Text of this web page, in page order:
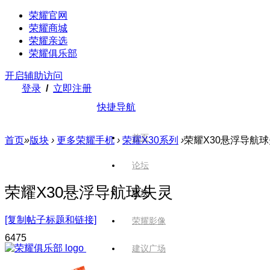
荣耀官网
荣耀商城
荣耀亲选
荣耀俱乐部
开启辅助访问
登录 / 立即注册
快捷导航
首页
论坛
版块
荣耀影像
建议广场
首页»版块 › 更多荣耀手机 › 荣耀X30系列 ›荣耀X30悬浮导航
荣耀X30悬浮导航球失灵
[复制帖子标题和链接]
6475